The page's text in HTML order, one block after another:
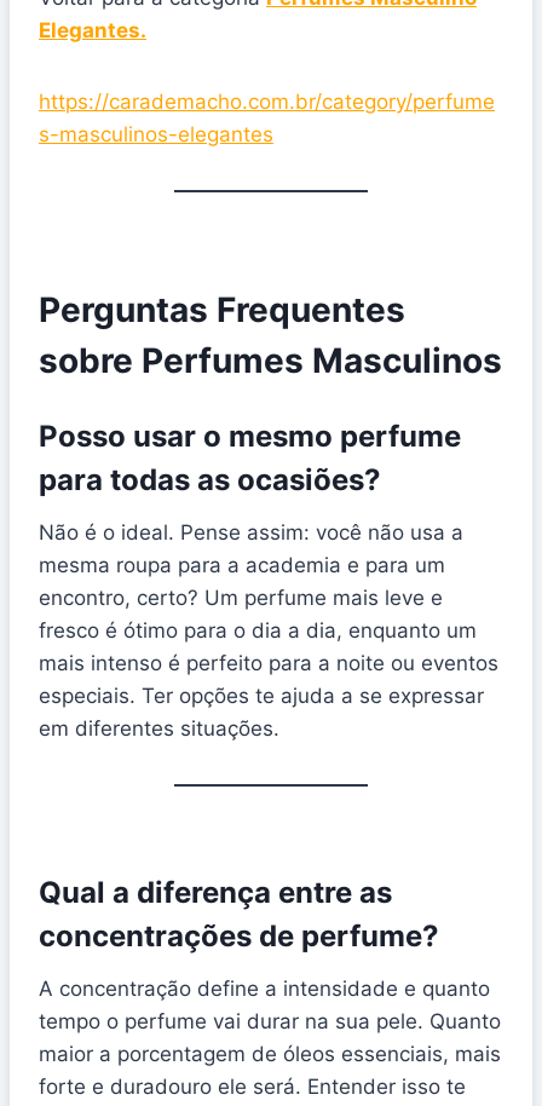
Elegantes.
https://carademacho.com.br/category/perfume
s-masculinos-elegantes
Perguntas Frequentes
sobre Perfumes Masculinos
Posso usar o mesmo perfume
para todas as ocasiões?
Não é o ideal. Pense assim: você não usa a
mesma roupa para a academia e para um
encontro, certo? Um perfume mais leve e
fresco é ótimo para o dia a dia, enquanto um
mais intenso é perfeito para a noite ou eventos
especiais. Ter opções te ajuda a se expressar
em diferentes situações.
Qual a diferença entre as
concentrações de perfume?
A concentração define a intensidade e quanto
tempo o perfume vai durar na sua pele. Quanto
maior a porcentagem de óleos essenciais, mais
forte e duradouro ele será. Entender isso te